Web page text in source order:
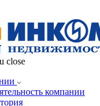
компании